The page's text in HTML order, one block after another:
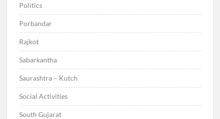
Politics
Porbandar
Rajkot
Sabarkantha
Saurashtra – Kutch
Social Activities
South Gujarat